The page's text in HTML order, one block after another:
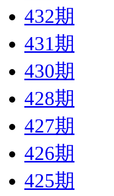
432期
431期
430期
428期
427期
426期
425期